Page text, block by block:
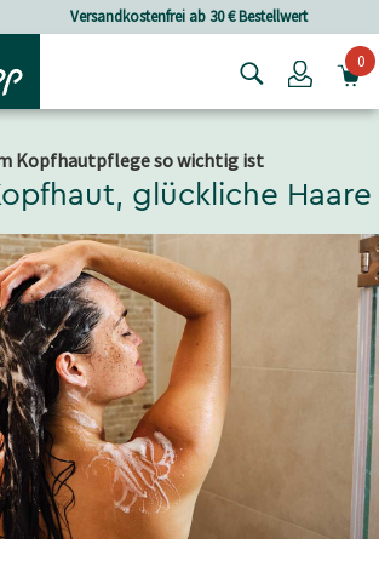
Versandkostenfrei ab 30 € Bestellwert
Login0
Kopfhautpflege so wichtig ist
glückliche Haare